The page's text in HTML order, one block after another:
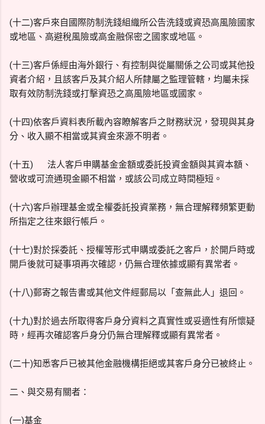
(十二)客戶來自國際防制洗錢組織所公告洗錢或資恐高風險國家
或地區、高避稅風險或高金融保密之國家或地區。
(十三)客戶係經由海外銀行、有控制與從屬關係之公司或其他投
資者介紹，且該客戶及其介紹人所隸屬之監理管轄，均屬未採
取有效防制洗錢或打擊資恐之高風險地區或國家。
(十四)依客戶資料表所載內容瞭解客戶之財務狀況，發現與其身
分、收入顯不相當或其資金來源不明者。
(十五)
法人客戶申購基金金額或委託投資金額與其資本額、
營收或可流通現金顯不相當，或該公司成立時間極短。
(十六)客戶辦理基金或全權委託投資業務，無合理解釋頻繁更動
所指定之往來銀行帳戶。
(十七)對於採委託、授權等形式申購或委託之客戶，於開戶時或
開戶後就可疑事項再次確認，仍無合理依據或顯有異常者。
(十八)郵寄之報告書或其他文件經郵局以「查無此人」退回。
(十九)對於過去所取得客戶身分資料之真實性或妥適性有所懷疑
時，經再次確認客戶身分仍無合理解釋或顯有異常者。
(二十)知悉客戶已被其他金融機構拒絕或其客戶身分已被終止。
二、與交易有關者：
(一)基金